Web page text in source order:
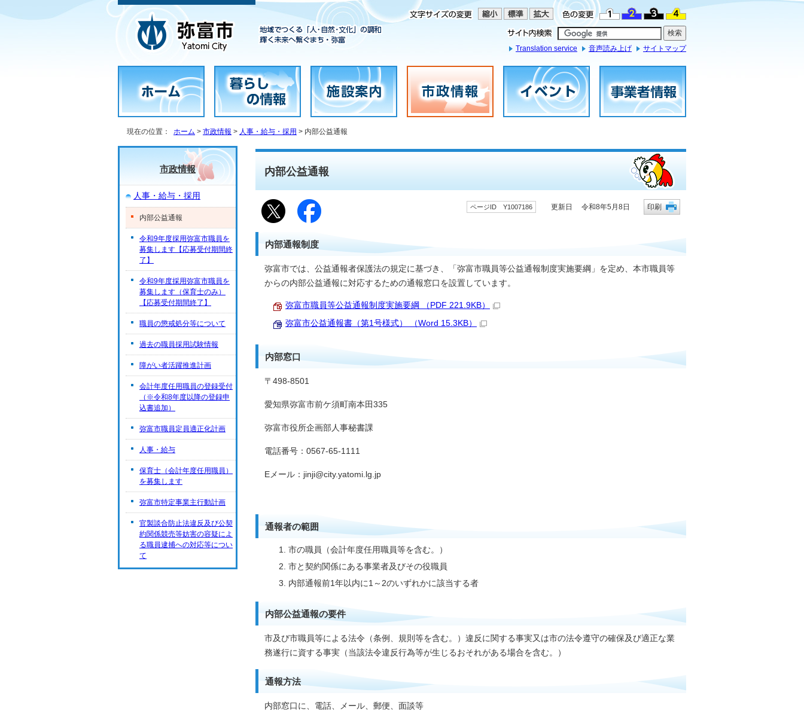
Translation service 音声読み上げ サイトマップ
現在の位置： ホーム > 市政情報 > 人事・給与・採用 > 内部公益通報
内部公益通報
ページID Y1007186 更新日 令和8年5月8日 印刷
内部通報制度
弥富市では、公益通報者保護法の規定に基づき、「弥富市職員等公益通報制度実施要綱」を定め、本市職員等
からの内部公益通報に対応するための通報窓口を設置しています。
弥富市職員等公益通報制度実施要綱 （PDF 221.9KB）
弥富市公益通報書（第1号様式） （Word 15.3KB）
内部窓口
〒498-8501
愛知県弥富市前ケ須町南本田335
弥富市役所企画部人事秘書課
電話番号：0567-65-1111
Eメール：jinji@city.yatomi.lg.jp
通報者の範囲
市の職員（会計年度任用職員等を含む。）
市と契約関係にある事業者及びその役職員
内部通報前1年以内に1～2のいずれかに該当する者
内部公益通報の要件
市及び市職員等による法令（条例、規則等を含む。）違反に関する事実又は市の法令遵守の確保及び適正な業
務遂行に資する事実（当該法令違反行為等が生じるおそれがある場合を含む。）
通報方法
内部窓口に、電話、メール、郵便、面談等
市政情報
人事・給与・採用
内部公益通報
令和9年度採用弥富市職員を
募集します【応募受付期間終
了】
令和9年度採用弥富市職員を
募集します（保育士のみ）
【応募受付期間終了】
職員の懲戒処分等について
過去の職員採用試験情報
障がい者活躍推進計画
会計年度任用職員の登録受付
（※令和8年度以降の登録申
込書追加）
弥富市職員定員適正化計画
人事・給与
保育士（会計年度任用職員）
を募集します
弥富市特定事業主行動計画
官製談合防止法違反及び公契
約関係競売等妨害の容疑によ
る職員逮捕への対応等につい
て